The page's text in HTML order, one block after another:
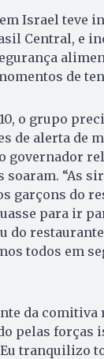
Israel teve
Central, e
de
o grupo
de alerta de
governador
soaram. “As
garçons do
para ir
do
todos em
da
pelas forças
tranquilizo